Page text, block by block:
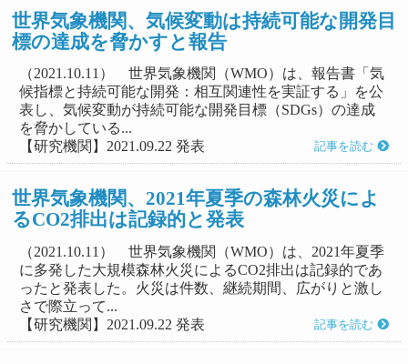
世界気象機関、気候変動は持続可能な開発目
標の達成を脅かすと報告
（2021.10.11） 世界気象機関（WMO）は、報告書「気
候指標と持続可能な開発：相互関連性を実証する」を公
表し、気候変動が持続可能な開発目標（SDGs）の達成
を脅かしている...
【研究機関】2021.09.22 発表
記事を読む
世界気象機関、2021年夏季の森林火災によ
るCO2排出は記録的と発表
（2021.10.11） 世界気象機関（WMO）は、2021年夏季
に多発した大規模森林火災によるCO2排出は記録的であ
ったと発表した。火災は件数、継続期間、広がりと激し
さで際立って...
【研究機関】2021.09.22 発表
記事を読む